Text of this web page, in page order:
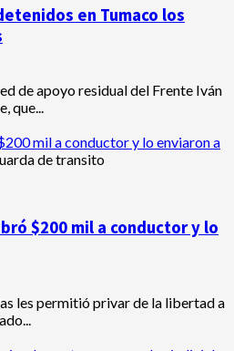
detenidos en Tumaco los
de apoyo residual del Frente Iván
que...
mil a conductor y lo enviaron a
$200 mil a conductor y lo
les permitió privar de la libertad a